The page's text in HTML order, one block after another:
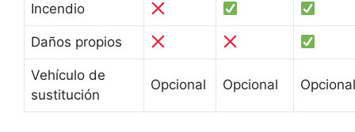
Incendio
Daños propios
Vehículo de
sustitución
Opcional Opcional Opcional